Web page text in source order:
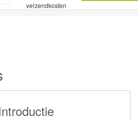
verzendkosten